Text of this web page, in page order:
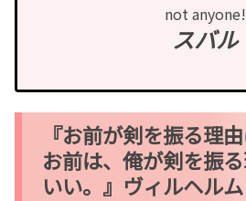
not anyone!
スバル
『お前が剣を振る理
お前は、俺が剣を振
いい。』ヴィルヘルム